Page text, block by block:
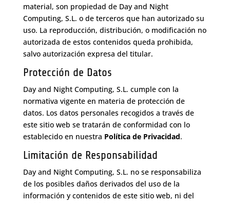
material, son propiedad de Day and Night
Computing, S.L. o de terceros que han autorizado su
uso. La reproducción, distribución, o modificación no
autorizada de estos contenidos queda prohibida,
salvo autorización expresa del titular.
Protección de Datos
Day and Night Computing, S.L. cumple con la
normativa vigente en materia de protección de
datos. Los datos personales recogidos a través de
este sitio web se tratarán de conformidad con lo
establecido en nuestra Política de Privacidad.
Limitación de Responsabilidad
Day and Night Computing, S.L. no se responsabiliza
de los posibles daños derivados del uso de la
información y contenidos de este sitio web, ni del